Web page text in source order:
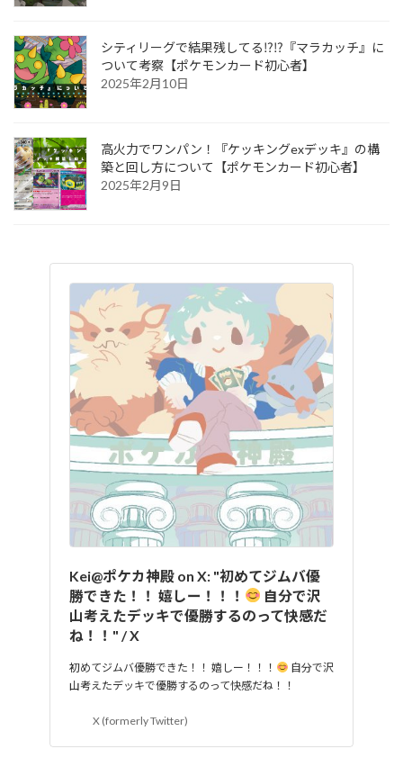
シティリーグで結果残してる⁉︎⁉︎『マラカッチ』に
ついて考察【ポケモンカード初心者】
2025年2月10日
高火力でワンパン！『ケッキングexデッキ』の構
築と回し方について【ポケモンカード初心者】
2025年2月9日
Kei@ポケカ神殿 on X: "初めてジムバ優
勝できた！！ 嬉しー！！！
自分で沢
山考えたデッキで優勝するのって快感だ
ね！！" / X
初めてジムバ優勝できた！！ 嬉しー！！！
自分で沢
山考えたデッキで優勝するのって快感だね！！
X (formerly Twitter)